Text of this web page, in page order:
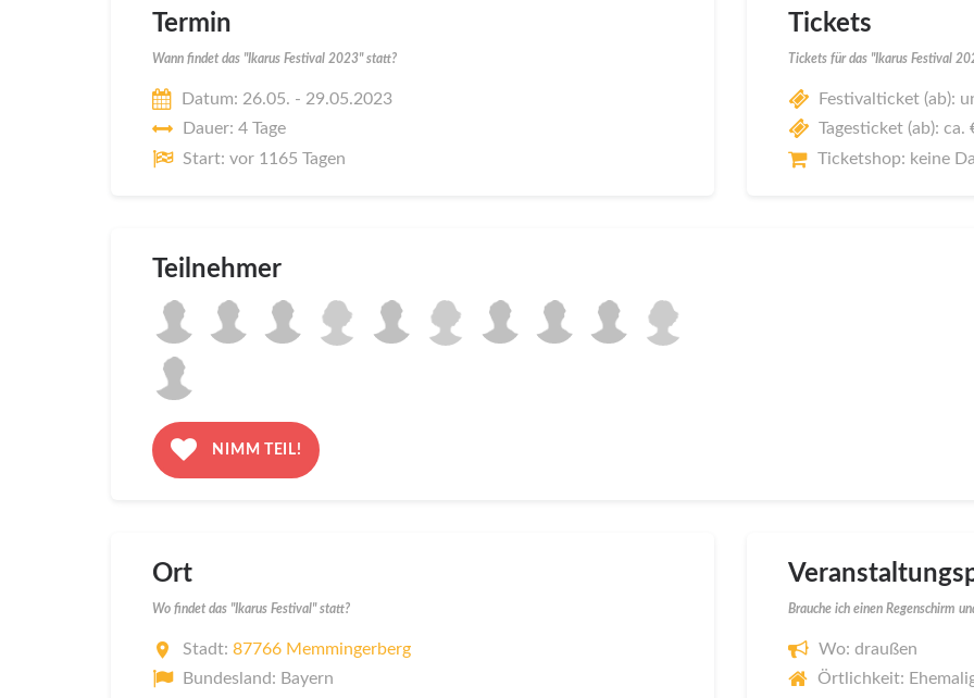
Termin
Wann findet das "Ikarus Festival 2023" statt?
Datum: 26.05. - 29.05.2023
Dauer: 4 Tage
Start: vor 1165 Tagen
Tickets
Tickets für das "Ikarus Festival
Festivalticket (ab):
Tagesticket (ab): ca.
Ticketshop: keine
Teilnehmer
NIMM TEIL!
Ort
Wo findet das "Ikarus Festival" statt?
Stadt: 87766 Memmingerberg
Bundesland: Bayern
Brauche ich einen Regenschirm
Wo: draußen
Örtlichkeit: